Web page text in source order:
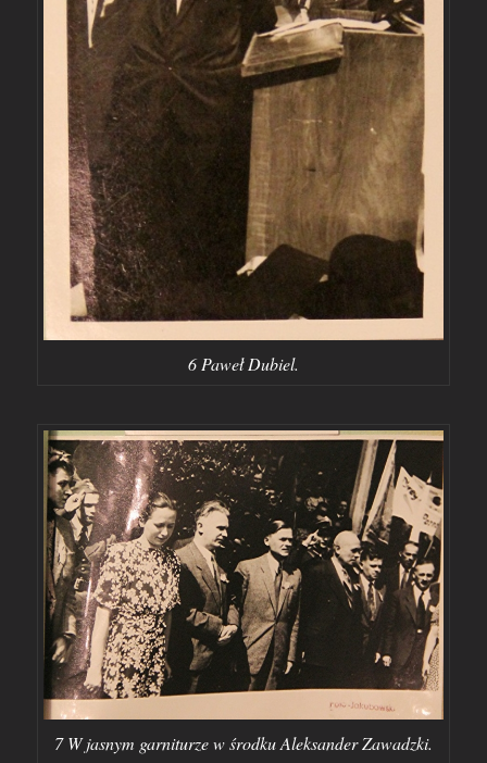
6 Paweł Dubiel.
7 W jasnym garniturze w środku Aleksander Zawadzki.